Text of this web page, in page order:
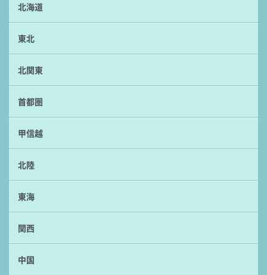
北海道
東北
北関東
首都圏
甲信越
北陸
東海
関西
中国